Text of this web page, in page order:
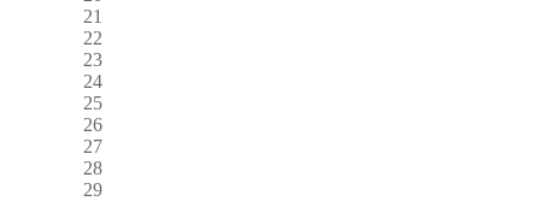
21
22
23
24
25
26
27
28
29